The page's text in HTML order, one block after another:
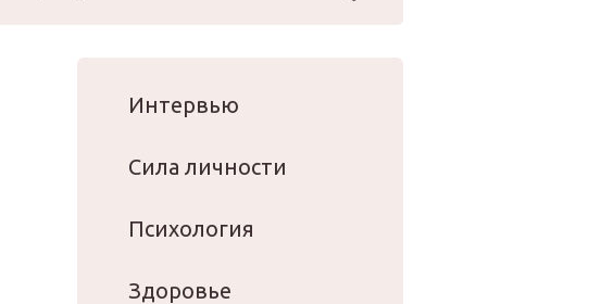
Интервью
Сила личности
Психология
Здоровье